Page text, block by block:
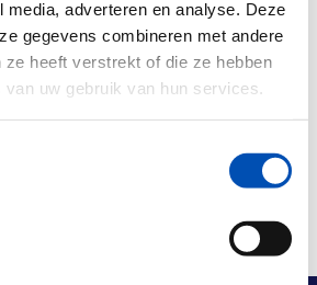
media, adverteren en analyse. Deze
gegevens combineren met andere
ze heeft verstrekt of die ze hebben
uw gebruik van hun services.